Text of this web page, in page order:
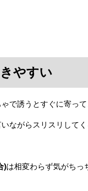
やすい
で誘うとすぐに寄って
ながらスリスリして
)は相変わらず気がちっ